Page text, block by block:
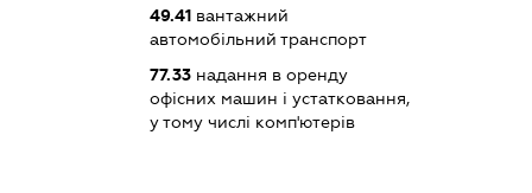
49.41вантажний
автомобільний транспорт
77.33надання в оренду
офісних машин і устатковання,
у тому числі комп'ютерів